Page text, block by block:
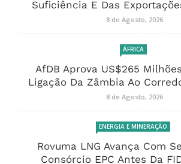
Suficiência E Das
8 de Agosto, 2026
ÁFRICA
AfDB Aprova US$265
Ligação Da Zâmbia Ao
8 de Agosto, 2026
ENERGIA E MINERAÇÃO
Rovuma LNG Avança Com
Consórcio EPC Antes Da